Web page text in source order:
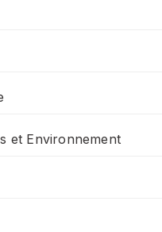
et Environnement